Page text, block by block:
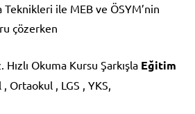
Teknikleri ile MEB ve ÖSYM’nin
çözerken
Hızlı Okuma Kursu Şarkışla Eğitim
Ortaokul , LGS , YKS,